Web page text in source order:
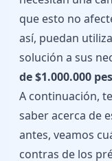
que esto no
así, puedan
solución a sus
de $1.000.000
A continuación,
saber acerca de
antes, veamos
contras de los